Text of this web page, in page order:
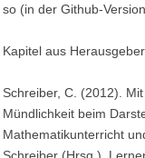
so (in der Github-
Kapitel aus
Schreiber, C. (2012).
Mündlichkeit beim
Mathematikunterricht